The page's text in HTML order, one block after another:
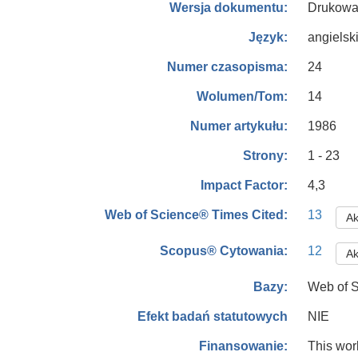
Wersja dokumentu:
Język: angielski
Numer czasopisma: 24
Wolumen/Tom: 14
Numer artykułu: 1986
Strony: 1 - 23
Impact Factor: 4,3
Web of Science® Times Cited: 13
Scopus® Cytowania: 12
Bazy: Web of
Efekt badań statutowych NIE
Finansowanie:
This